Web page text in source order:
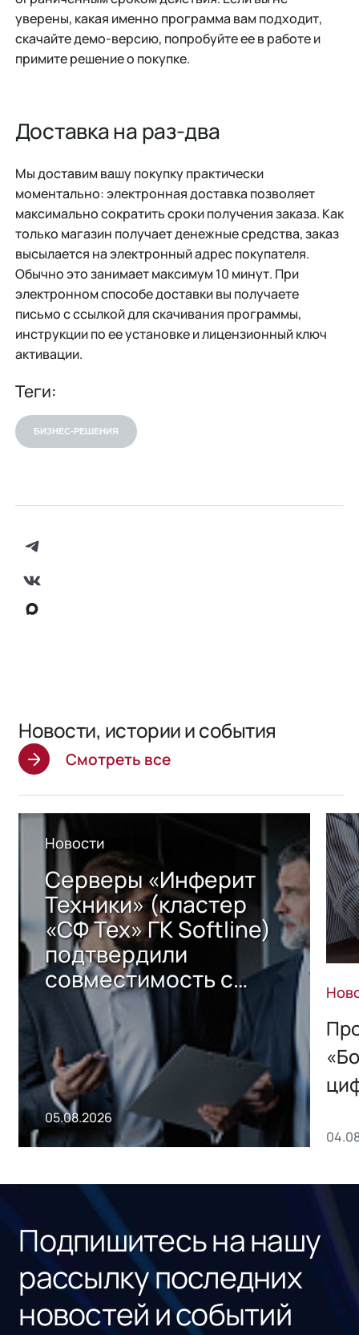
уверены, какая именно программа вам подходит,
скачайте демо-версию, попробуйте ее в работе и
примите решение о покупке.
Доставка на раз-два
Мы доставим вашу покупку практически
моментально: электронная доставка позволяет
максимально сократить сроки получения заказа. Как
только магазин получает денежные средства, заказ
высылается на электронный адрес покупателя.
Обычно это занимает максимум 10 минут. При
электронном способе доставки вы получаете
письмо с ссылкой для скачивания программы,
инструкции по ее установке и лицензионный ключ
активации.
Теги:
БИЗНЕС-РЕШЕНИЯ
Новости, истории и события
Смотреть все
Новости
Серверы «Инферит
Техники» (кластер
«СФ Тех» ГК Softline)
подтвердили
совместимость с
решением Sharx
Storage 2.x для
хранения данных
05.08.2026
Подпишитесь на нашу
рассылку последних
новостей и событий